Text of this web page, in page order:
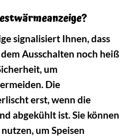
signalisiert Ihnen, dass
Ausschalten noch heiß
um
Die
erst, wenn die
abgekühlt ist. Sie können
um Speisen